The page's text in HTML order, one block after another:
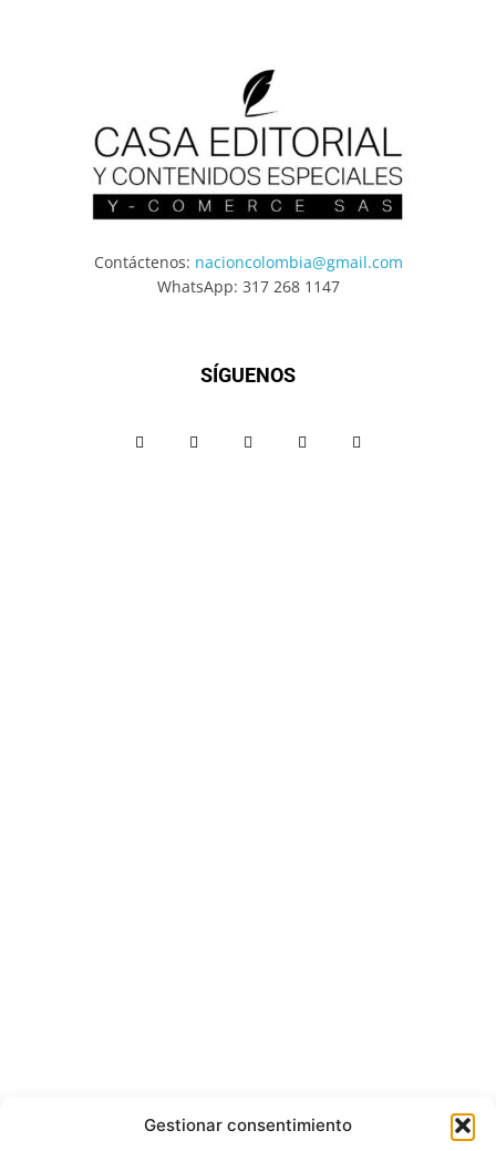
Gestionar consentimiento
Contáctenos: nacioncolombia@gmail.com
WhatsApp: 317 268 1147
SÍGUENOS